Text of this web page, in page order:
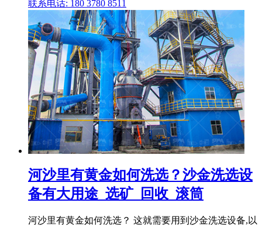
联系电话: 180 3780 8511
河沙里有黄金如何洗选？沙金洗选设
备有大用途_选矿_回收_滚筒
河沙里有黄金如何洗选？ 这就需要用到沙金洗选设备,以